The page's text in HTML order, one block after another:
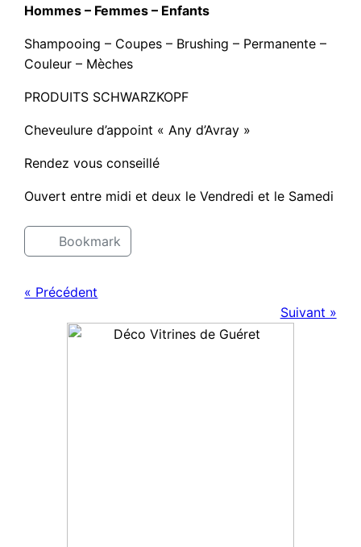
Hommes – Femmes – Enfants
Shampooing – Coupes – Brushing – Permanente –
Couleur – Mèches
PRODUITS SCHWARZKOPF
Cheveulure d’appoint « Any d’Avray »
Rendez vous conseillé
Ouvert entre midi et deux le Vendredi et le Samedi
Bookmark
« Précédent
Suivant »